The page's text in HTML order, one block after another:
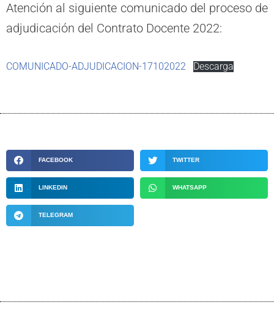
Atención al siguiente comunicado del proceso de
adjudicación del Contrato Docente 2022:
COMUNICADO-ADJUDICACION-17102022 Descarga
FACEBOOK TWITTER
LINKEDIN WHATSAPP
TELEGRAM